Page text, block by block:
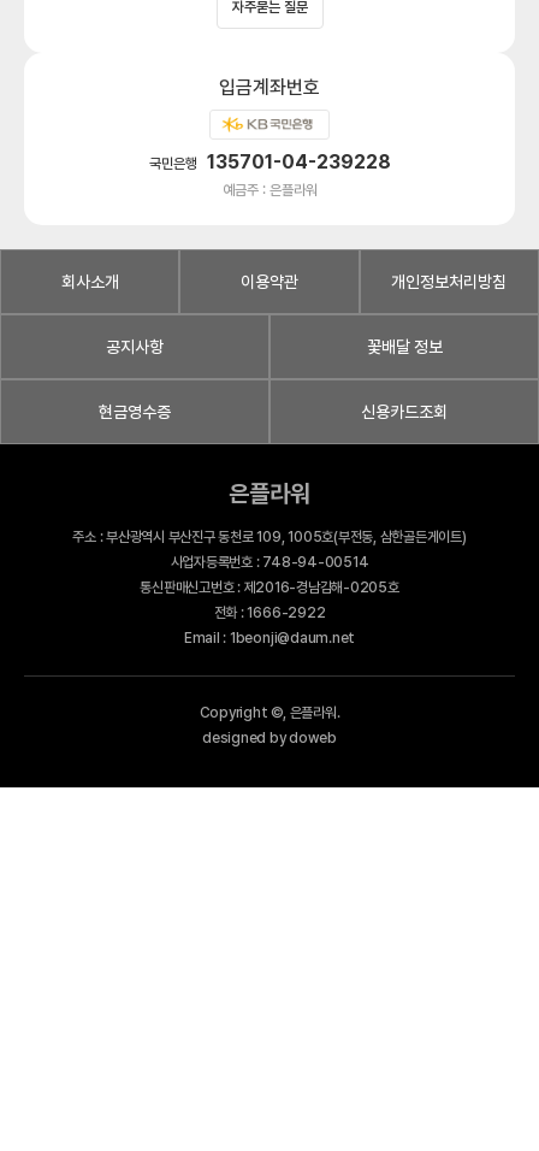
자주묻는 질문
입금계좌번호
국민은행 135701-04-239228
예금주 : 은플라워
회사소개 이용약관 개인정보처리방침
공지사항 꽃배달 정보
현금영수증 신용카드조회
은플라워
주소 : 부산광역시 부산진구 동천로 109, 1005호(부전동, 삼한골든게이트)
사업자등록번호 : 748-94-00514
통신판매신고번호 : 제2016-경남김해-0205호
전화 : 1666-2922
Email : 1beonji@daum.net
Copyright ©, 은플라워.
designed by doweb